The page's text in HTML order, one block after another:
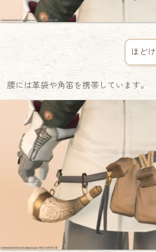
ほど
腰には革袋や角笛を携帯しています。